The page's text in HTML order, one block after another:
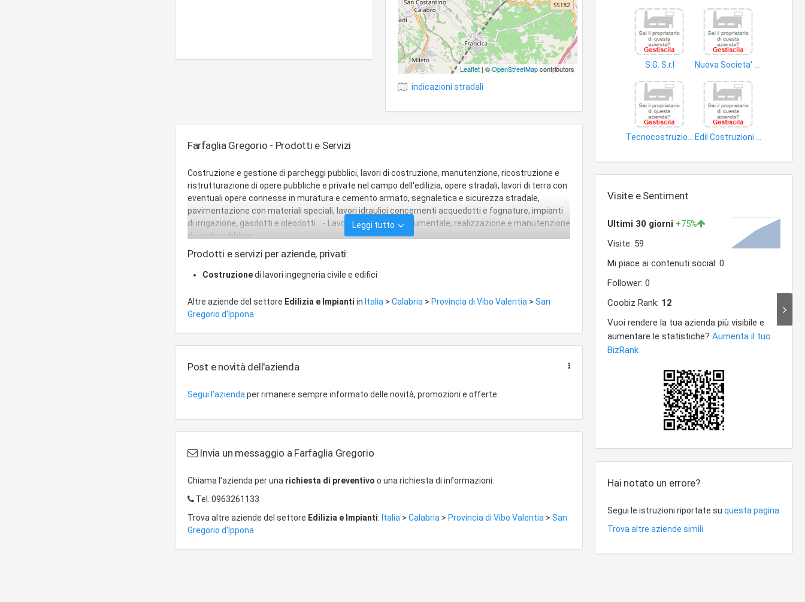
Leaflet| ©OpenStreetMapcontributors
indicazioni stradali
Farfaglia Gregorio - Prodotti e Servizi
Costruzione e gestione di parcheggi pubblici, lavori di costruzione, manutenzione, ricostruzione e
ristrutturazione di opere pubbliche e private nel campo dell'edilizia, opere stradali, lavori di terra con
eventuali opere connesse in muratura e cemento armato, segnaletica e sicurezza stradale,
pavimentazione con materiali speciali, lavori idraulici concernenti acquedotti e fognature, impianti
di irrigazione, gasdotti e oleodotti. : - Lavori di restauro monumentale; realizzazione e manutenzione
di verde pubblico .
Leggi tutto
Prodotti e servizi per aziende, privati:
Costruzionedi lavori ingegneria civile e edifici
Altre aziende del settore Edilizia e Impianti in Italia > Calabria > Provincia di Vibo Valentia > San
Gregorio d'Ippona
Post e novità dell'azienda
Segui l'azienda per rimanere sempre informato delle novità, promozioni e offerte.
Invia un messaggio a Farfaglia Gregorio
Chiama l'azienda per una richiesta di preventivo o una richiesta di informazioni:
Tel. 0963261133
Trova altre aziende del settore Edilizia e Impianti: Italia > Calabria > Provincia di Vibo Valentia > San
Gregorio d'Ippona
S.G. S.r.l
Visite e Sentiment
Hai notato un errore?
Segui le istruzioni riportate suquesta pagina
Trova altre aziende simili